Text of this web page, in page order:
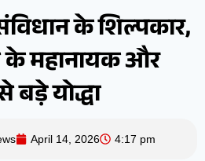
के शिल्पकार,
के महानायक और
योद्धा
April 14, 2026 4:17 pm